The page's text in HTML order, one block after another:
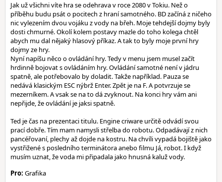
Jak už všichni víte hra se odehrava v roce 2080 v Tokiu. Než o
příběhu budu psát o pocitech z hraní samotného. BD začíná z ničeho
nic vylezením dvou vojáku z vody na břeh. Moje tehdejší dojmy byly
dosti chmurné. Okolí kolem postavy mazle do toho kolega chtěl
abych mu dal nějaký hlasový příkaz. A tak to byly moje první hry
dojmy ze hry.
Nyní napíšu něco o ovládání hry. Tedy v menu jsem musel začít
hrdinně bojovat s ovládáním hry. Ovládání samotné není v jádru
spatně, ale potřebovalo by doladit. Takže například. Pauza se
nedává klasickým ESC nýbrž Enter. Zpět je na F. A potvrzuje se
mezerníkem. A vsak se na to dá zvyknout. Na konci hry vám ani
nepřijde, že ovládání je jaksi spatně.
Ted je čas na prezentaci titulu. Engine criware určitě odvádí svou
prací dobře. Tím mam namysli střelba do robotu. Odpadávají z nich
pancéřovaní, plechy až dojde na kostru. Na chvíli vypadá bojiště jako
vystřižené s posledního terminátora anebo filmu Já, robot. I když
musím uznat, že voda mi připadala jako hnusná kaluž vody.
Pro: Grafika